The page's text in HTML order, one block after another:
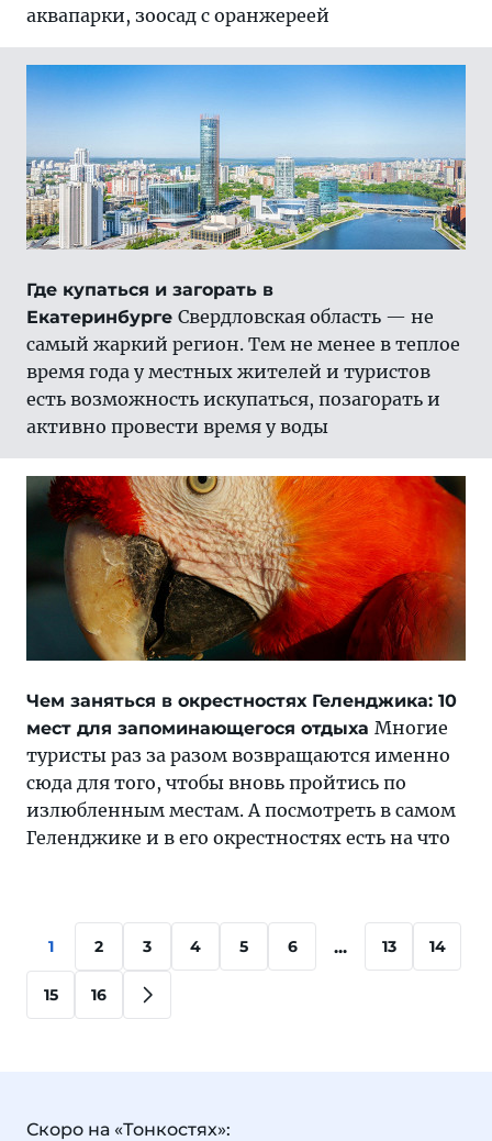
аквапарки, зоосад с оранжереей
Где купаться и загорать в
Екатеринбурге Свердловская область — не
самый жаркий регион. Тем не менее в теплое
время года у местных жителей и туристов
есть возможность искупаться, позагорать и
активно провести время у воды
Чем заняться в окрестностях Геленджика: 10
мест для запоминающегося отдыха Многие
туристы раз за разом возвращаются именно
сюда для того, чтобы вновь пройтись по
излюбленным местам. А посмотреть в самом
Геленджике и в его окрестностях есть на что
1 2 3 4 5 6 ... 13 14
15 16
Скоро на «Тонкостях»: